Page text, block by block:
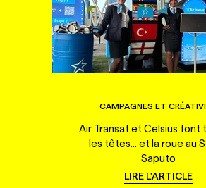
CAMPAGNES ET
Air Transat et Celsius font
les têtes... et la roue au
Saputo
LIRE L'ARTICLE